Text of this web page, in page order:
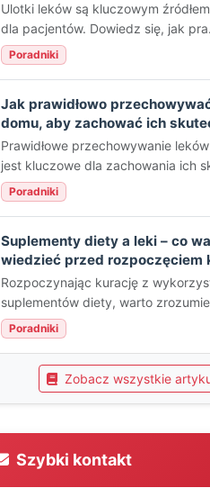
Ulotki leków są kluczowym
dla pacjentów. Dowiedz się, jak
Poradniki
Jak prawidłowo
domu, aby zachować ich
Prawidłowe przechowywanie
jest kluczowe dla zachowania ich
Poradniki
Suplementy diety a leki – co
wiedzieć przed rozpoczęciem
Rozpoczynając kurację z
suplementów diety, warto
Poradniki
Zobacz wszystkie
Szybki kontakt